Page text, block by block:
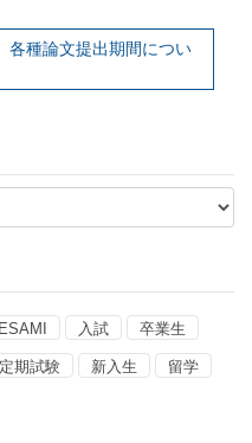
各種論文提出期間につい
入試 卒業生
期試験 新入生 留学